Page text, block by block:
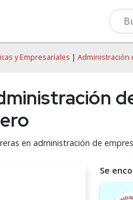
y Empresariales | Administración
en administración de
Se